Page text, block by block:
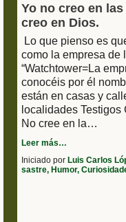
Yo no creo en
creo en Dios.
Lo que pienso es
como la empresa de
“Watchtower=La
conocéis por él
están en casas y
localidades
No cree en la…
Leer más…
Iniciado por Luis Carlos
sastre, Humor,